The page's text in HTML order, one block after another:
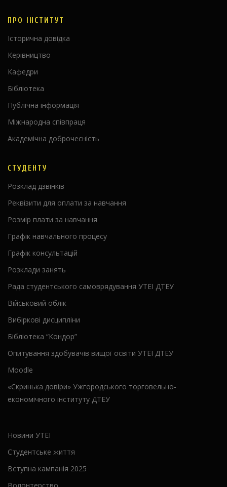
ПРО ІНСТИТУТ
Історична довідка
Керівництво
Кафедри
Бібліотека
Публічна інформація
Міжнародна співпраця
Академічна доброчесність
СТУДЕНТУ
Розклад дзвінків
Реквізити для оплати за навчання
Розмір плати за навчання
Графік навчального процесу
Графік консультацій
Розклади занять
Рада студентського самоврядування УТЕІ ДТЕУ
Військовий облік
Вибіркові дисципліни
Бібліотека “Кондор”
Опитування здобувачів вищої освіти УТЕІ ДТЕУ
Moodle
«Скринька довіри» Ужгородського торговельно-
економічного інституту ДТЕУ
Новини УТЕІ
Студентське життя
Вступна кампанія 2025